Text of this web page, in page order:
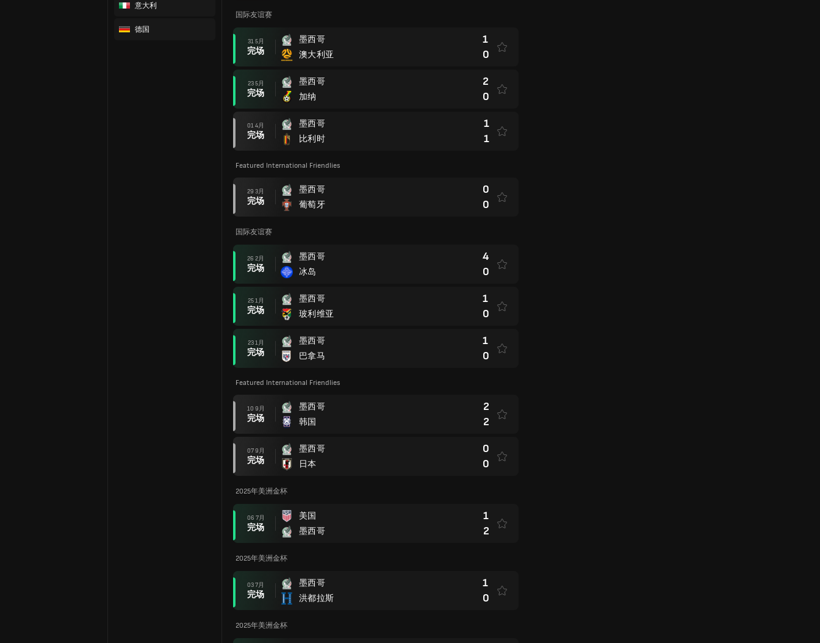
意大利
德国
国际友谊赛
31 5月
完场
墨西哥
澳大利亚
1
0
23 5月
完场
墨西哥
加纳
2
0
01 4月
完场
墨西哥
比利时
1
1
Featured International Friendlies
29 3月
完场
墨西哥
葡萄牙
0
0
国际友谊赛
26 2月
完场
墨西哥
冰岛
4
0
25 1月
完场
墨西哥
玻利维亚
1
0
23 1月
完场
墨西哥
巴拿马
1
0
Featured International Friendlies
10 9月
完场
墨西哥
韩国
2
2
07 9月
完场
墨西哥
日本
0
0
2025年美洲金杯
06 7月
完场
美国
墨西哥
1
2
2025年美洲金杯
03 7月
完场
墨西哥
洪都拉斯
1
0
2025年美洲金杯